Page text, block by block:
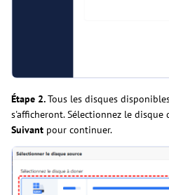
Étape 2.Tous les disques
s'afficheront. Sélectionnez le
Suivant pour continuer.